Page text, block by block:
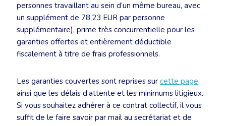
personnes travaillant au sein d’un même bureau, avec
un supplément de 78,23 EUR par personne
supplémentaire), prime très concurrentielle pour les
garanties offertes et entièrement déductible
fiscalement à titre de frais professionnels.
Les garanties couvertes sont reprises sur cette page,
ainsi que les délais d’attente et les minimums litigieux.
Si vous souhaitez adhérer à ce contrat collectif, il vous
suffit de le faire savoir par mail au secrétariat et de